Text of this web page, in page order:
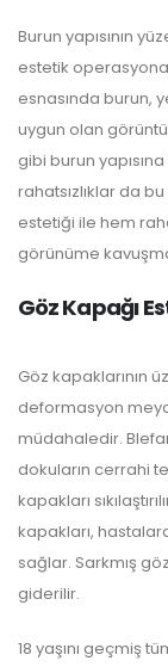
Burun yapısının
estetik
esnasında burun,
uygun olan
gibi burun
rahatsızlıklar da
estetiği ile hem
görünüme
Göz Kapağı
Göz kapaklarının
deformasyon
müdahaledir.
dokuların cerrahi
kapakları
kapakları,
sağlar. Sarkmış
giderilir.
18 yaşını geçmiş